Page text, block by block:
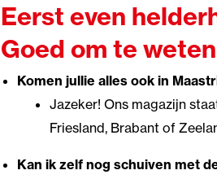
Eerst even
Goed om te
Komen jullie alles ook in
Jazeker! Ons magazijn
Friesland, Brabant of
Kan ik zelf nog schuiven met